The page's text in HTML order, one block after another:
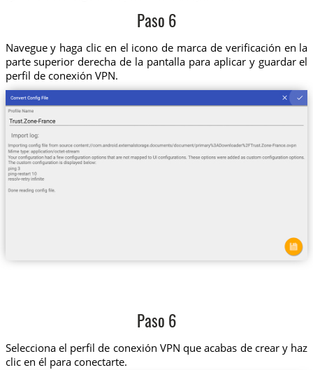
Paso 6
Navegue y haga clic en el icono de marca de verificación en la
parte superior derecha de la pantalla para aplicar y guardar el
perfil de conexión VPN.
Paso 6
Selecciona el perfil de conexión VPN que acabas de crear y haz
clic en él para conectarte.